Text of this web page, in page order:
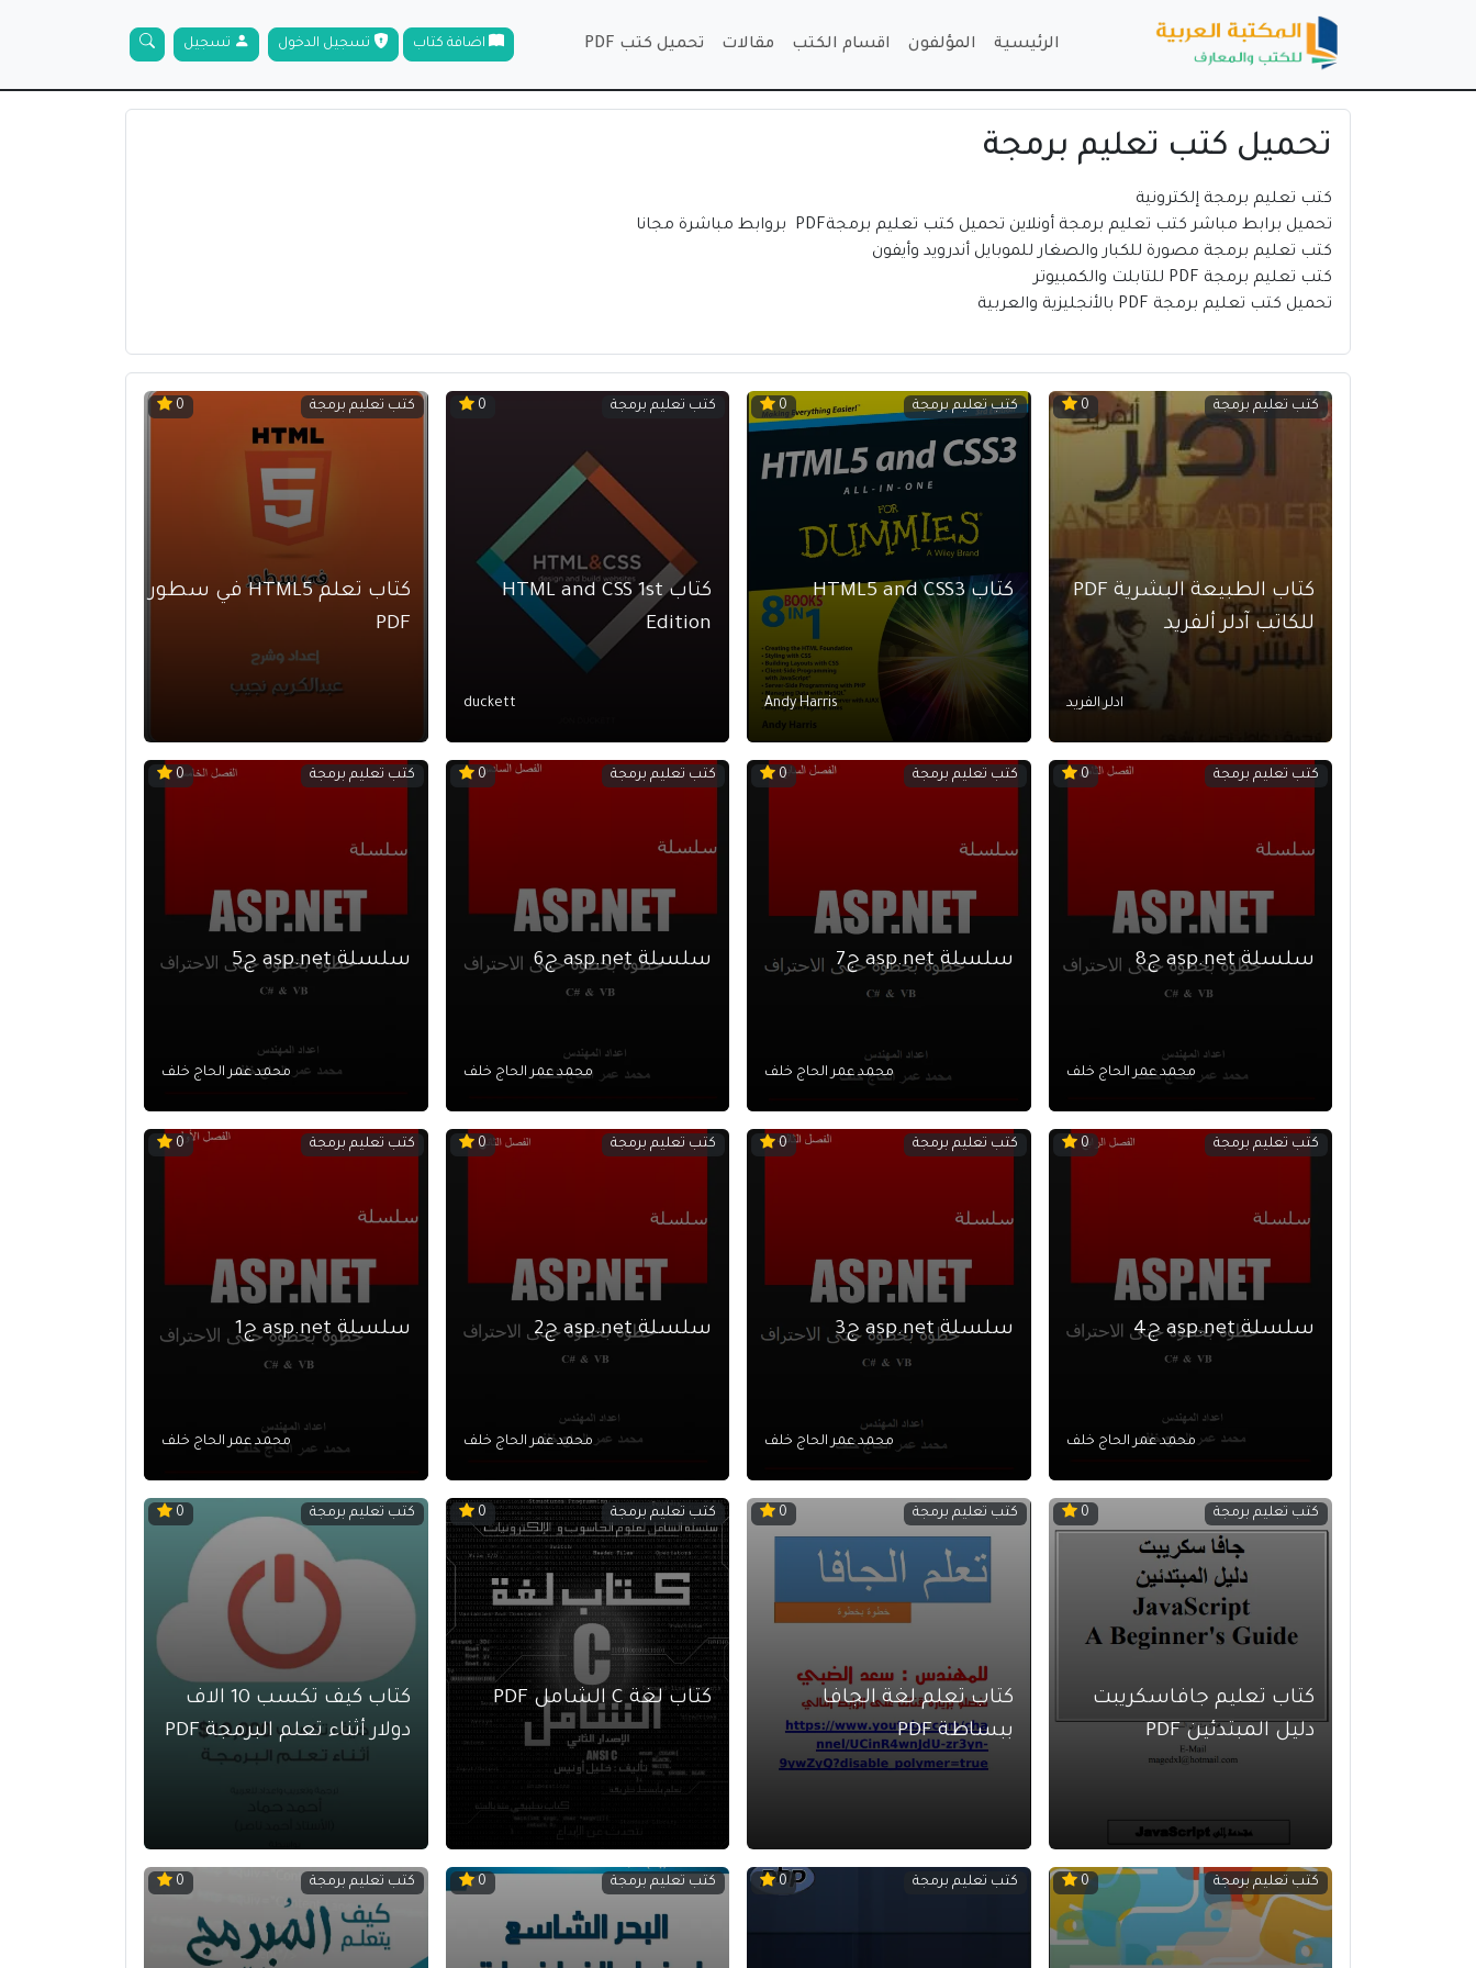
الرئيسية المؤلفون اقسام الكتب مقالات تحميل كتب PDF
تحميل كتب تعليم برمجة
كتب تعليم برمجة إلكترونية
تحميل برابط مباشر كتب تعليم برمجة أونلاين تحميل كتب تعليم برمجةPDF بروابط مباشرة مجانا
كتب تعليم برمجة مصورة للكبار والصغار للموبايل أندرويد وأيفون
كتب تعليم برمجة PDF للتابلت والكمبيوتر
تحميل كتب تعليم برمجة PDF بالأنجليزية والعربية
كتب تعليم برمجة 0
كتاب الطبيعة البشرية PDF
للكاتب آدلر ألفريد
ادلر الفريد
كتب تعليم برمجة 0
كتاب HTML5 and CSS3
Andy Harris
كتب تعليم برمجة 0
كتاب HTML and CSS 1st
Edition
duckett
كتب تعليم برمجة 0
كتاب تعلم HTML5 في سطور
PDF
كتب تعليم برمجة 0
سلسلة asp.net ج8
محمد عمر الحاج خلف
كتب تعليم برمجة 0
سلسلة asp.net ج7
محمد عمر الحاج خلف
كتب تعليم برمجة 0
سلسلة asp.net ج6
محمد عمر الحاج خلف
كتب تعليم برمجة 0
سلسلة asp.net ج5
محمد عمر الحاج خلف
كتب تعليم برمجة 0
سلسلة asp.net ج4
محمد عمر الحاج خلف
كتب تعليم برمجة 0
سلسلة asp.net ج3
محمد عمر الحاج خلف
كتب تعليم برمجة 0
سلسلة asp.net ج2
محمد عمر الحاج خلف
كتب تعليم برمجة 0
سلسلة asp.net ج1
محمد عمر الحاج خلف
كتب تعليم برمجة 0
كتاب تعليم جافاسكريبت
دليل المبتدئين PDF
كتب تعليم برمجة 0
كتاب تعلم لغة الجافا
ببساطة PDF
كتب تعليم برمجة 0
كتاب لغة C الشامل PDF
كتب تعليم برمجة 0
كتاب كيف تكسب 10 الاف
دولار أثناء تعلم البرمجة PDF
كتب تعليم برمجة 0 كتب تعليم برمجة 0 كتب تعليم برمجة 0 كتب تعليم برمجة 0